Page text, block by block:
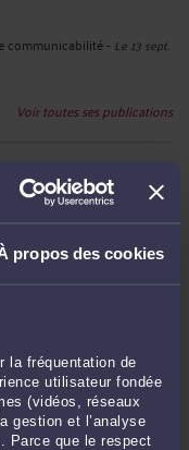
propos des cookies
la fréquentation de
utilisateur fondée
(vidéos, réseaux
gestion et l’analyse
Parce que le respect
communicabilité- Le 13 sept.
Voir toutes ses publications